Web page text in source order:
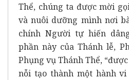
Thể, chúng ta được mời
và nuôi dưỡng mình nơi
chính Người tự hiến
phần này của Thánh lễ,
Phụng vụ Thánh Thể,
nỗi tạo thành một hành